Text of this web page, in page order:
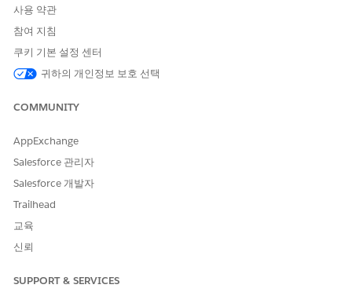
Host Header Override Rules(호스트 헤더 재정의 규칙) 탭
개선을 위한 의견을 보내주세요.
사용 약관
참여 지침
쿠키 기본 설정 센터
귀하의 개인정보 보호 선택
COMMUNITY
AppExchange
Salesforce 관리자
Salesforce 개발자
Trailhead
교육
신뢰
SUPPORT & SERVICES